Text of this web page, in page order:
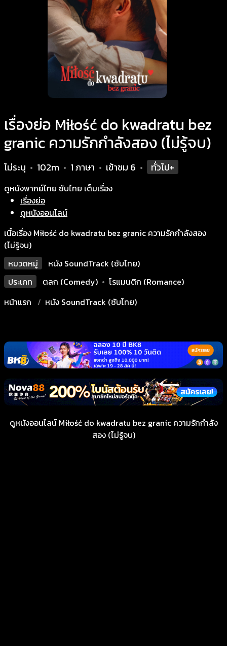
เรื่องย่อ Miłość do kwadratu bez
granic ความรักกำลังสอง (ไม่รู้จบ)
ไม่ระบุ • 102m • 1 ภาษา • เข้าชม 6 • ทั่วไป+
ดูหนังพากย์ไทย ซับไทย เต็มเรื่อง
เรื่องย่อ
ดูหนังออนไลน์
เนื้อเรื่อง Miłość do kwadratu bez granic ความรักกำลังสอง
(ไม่รู้จบ)
หมวดหมู่
หนัง SoundTrack (ซับไทย)
ประเภท
ตลก (Comedy) • โรแมนติก (Romance)
หน้าแรก
หนัง SoundTrack (ซับไทย)
ดูหนังออนไลน์ Miłość do kwadratu bez granic ความรักกำลัง
สอง (ไม่รู้จบ)